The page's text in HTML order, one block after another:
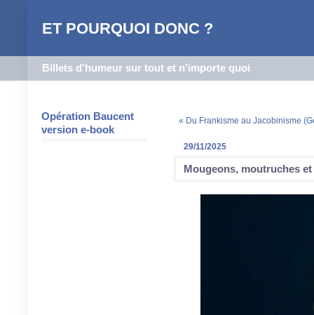
ET POURQUOI DONC ?
Billets d'humeur sur tout et n'importe quoi
Opération Baucent
version e-book
« Du Frankisme au Jacobinisme
29/11/2025
Mougeons, moutruches